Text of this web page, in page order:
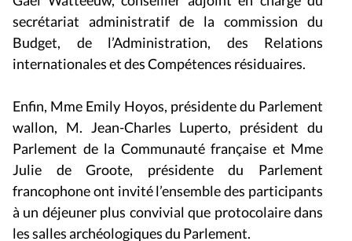
secrétariat administratif de la commission du
Budget, de l’Administration, des Relations
internationales et des Compétences résiduaires.
Enfin, Mme Emily Hoyos, présidente du Parlement
wallon, M. Jean-Charles Luperto, président du
Parlement de la Communauté française et Mme
Julie de Groote, présidente du Parlement
francophone ont invité l’ensemble des participants
à un déjeuner plus convivial que protocolaire dans
les salles archéologiques du Parlement.